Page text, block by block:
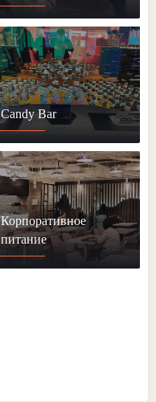
Candy Bar
Корпоративное
питание